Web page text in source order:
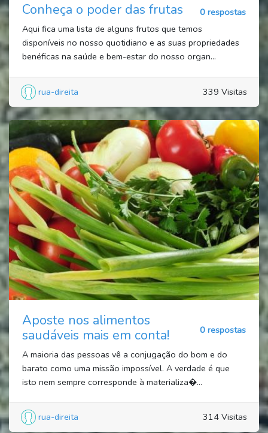
Conheça o poder das frutas
0 respostas
Aqui fica uma lista de alguns frutos que temos
disponíveis no nosso quotidiano e as suas propriedades
benéficas na saúde e bem-estar do nosso organ...
rua-direita 339 Visitas
Aposte nos alimentos
saudáveis mais em conta!
0 respostas
A maioria das pessoas vê a conjugação do bom e do
barato como uma missão impossível. A verdade é que
isto nem sempre corresponde à materializa�...
rua-direita 314 Visitas